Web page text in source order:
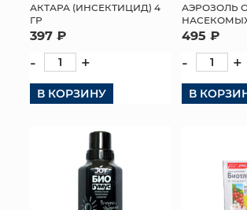
КОНТАКТЫ
АКТАРА (ИНСЕКТИЦИД) 4
ГР
397 ₽
- +
В КОРЗИНУ
АЭРОЗОЛЬ
495 ₽
- +
В